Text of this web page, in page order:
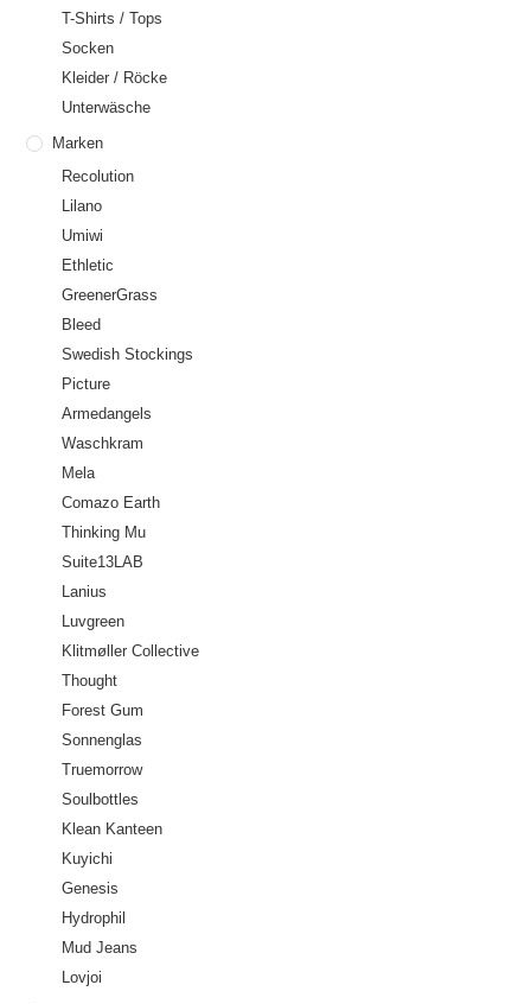
T-Shirts / Tops
Socken
Kleider / Röcke
Unterwäsche
Marken
Recolution
Lilano
Umiwi
Ethletic
GreenerGrass
Bleed
Swedish Stockings
Picture
Armedangels
Waschkram
Mela
Comazo Earth
Thinking Mu
Suite13LAB
Lanius
Luvgreen
Klitmøller Collective
Thought
Forest Gum
Sonnenglas
Truemorrow
Soulbottles
Klean Kanteen
Kuyichi
Genesis
Hydrophil
Mud Jeans
Lovjoi